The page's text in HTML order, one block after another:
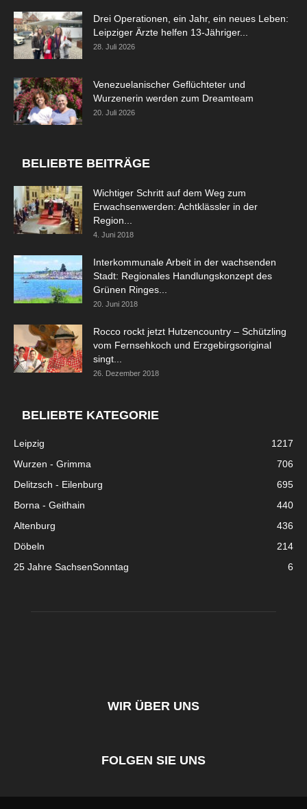
Drei Operationen, ein Jahr, ein neues Leben:
Leipziger Ärzte helfen 13-Jähriger...
28. Juli 2026
Venezuelanischer Geflüchteter und
Wurzenerin werden zum Dreamteam
20. Juli 2026
BELIEBTE BEITRÄGE
Wichtiger Schritt auf dem Weg zum
Erwachsenwerden: Achtklässler in der
Region...
4. Juni 2018
Interkommunale Arbeit in der wachsenden
Stadt: Regionales Handlungskonzept des
Grünen Ringes...
20. Juni 2018
Rocco rockt jetzt Hutzencountry – Schützling
vom Fernsehkoch und Erzgebirgsoriginal
singt...
26. Dezember 2018
BELIEBTE KATEGORIE
Leipzig
1217
Wurzen - Grimma
706
Delitzsch - Eilenburg
695
Borna - Geithain
440
Altenburg
436
Döbeln
214
25 Jahre SachsenSonntag
6
WIR ÜBER UNS
FOLGEN SIE UNS